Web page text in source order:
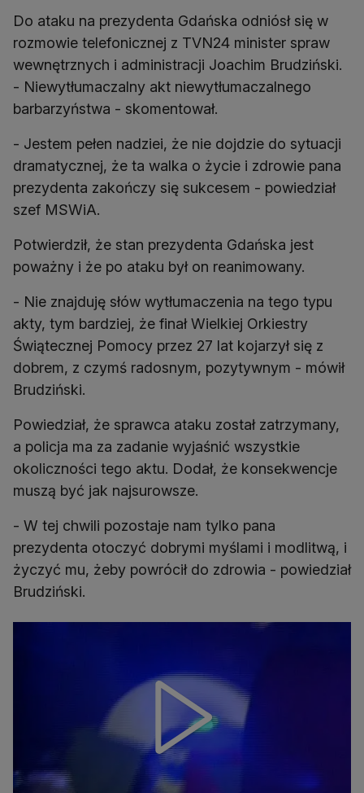
Do ataku na prezydenta Gdańska odniósł się w
rozmowie telefonicznej z TVN24 minister spraw
wewnętrznych i administracji Joachim Brudziński.
- Niewytłumaczalny akt niewytłumaczalnego
barbarzyństwa - skomentował.
- Jestem pełen nadziei, że nie dojdzie do sytuacji
dramatycznej, że ta walka o życie i zdrowie pana
prezydenta zakończy się sukcesem - powiedział
szef MSWiA.
Potwierdził, że stan prezydenta Gdańska jest
poważny i że po ataku był on reanimowany.
- Nie znajduję słów wytłumaczenia na tego typu
akty, tym bardziej, że finał Wielkiej Orkiestry
Świątecznej Pomocy przez 27 lat kojarzył się z
dobrem, z czymś radosnym, pozytywnym - mówił
Brudziński.
Powiedział, że sprawca ataku został zatrzymany,
a policja ma za zadanie wyjaśnić wszystkie
okoliczności tego aktu. Dodał, że konsekwencje
muszą być jak najsurowsze.
- W tej chwili pozostaje nam tylko pana
prezydenta otoczyć dobrymi myślami i modlitwą, i
życzyć mu, żeby powrócił do zdrowia - powiedział
Brudziński.